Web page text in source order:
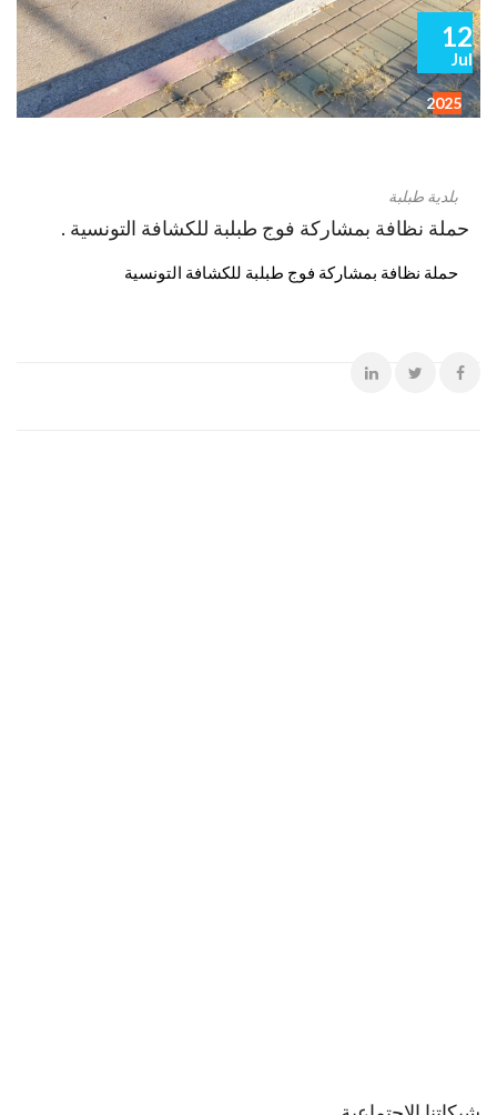
12
Jul
2025
بلدية طبلبة
حملة نظافة بمشاركة فوج طبلبة للكشافة التونسية .
حملة نظافة بمشاركة فوج طبلبة للكشافة التونسية